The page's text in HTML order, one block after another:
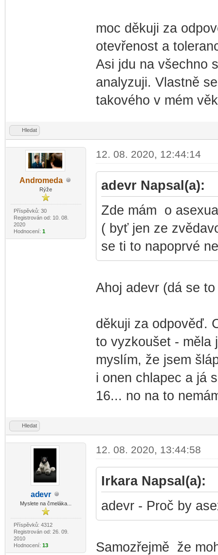
moc děkuji za
otevřenost a
Asi jdu na všechno
analyzuji. Vlastně
takového v mém
Hledat
Andromeda
Rýže
Příspěvků: 30
Registrován od: 10. 08.
2020
Hodnocení: 1
12. 08. 2020, 12:44:14
adevr Napsal(a):
Zde mám o
( byť jen ze
se ti to napoprvé
Ahoj adevr (dá se
děkuji za odpověď.
to vyzkoušet - měla
myslím, že jsem
i onen chlapec a já
16... no na to
Hledat
adevr
Myslete na čmeláka...
Příspěvků: 4312
Registrován od: 26. 09.
2010
Hodnocení: 13
12. 08. 2020, 13:44:58
Irkara Napsal(a):
adevr - Proč by
Samozřejmě že